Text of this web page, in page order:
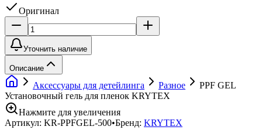
Оригинал
Уточнить наличие
Описание
Аксессуары для детейлинга Разное
PPF GEL
Установочный гель для пленок KRYTEX
Нажмите для увеличения
Артикул: KR-PPFGEL-500•Бренд: KRYTEX